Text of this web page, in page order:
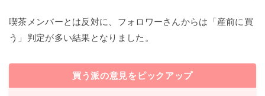
喫茶メンバーとは反対に、フォロワーさんからは「産前に買
う」判定が多い結果となりました。
買う派の意見をピックアップ